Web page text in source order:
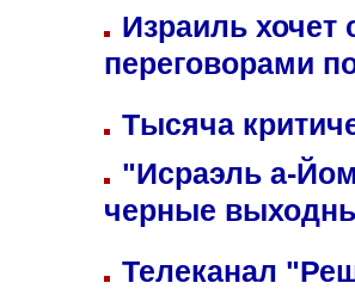
Израиль хочет
переговорами
Тысяча
"Исраэль а-
черные
Телеканал